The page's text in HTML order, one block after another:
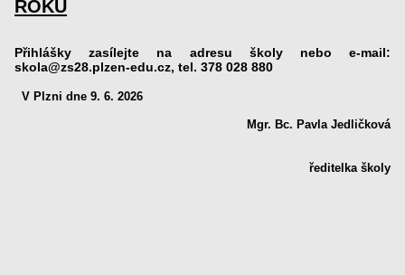
ROKU
Přihlášky zasílejte na adresu školy nebo e-mail:
skola@zs28.plzen-edu.cz, tel. 378 028 880
V Plzni dne 9. 6. 2026
Mgr. Bc. Pavla Jedličková
ředitelka školy